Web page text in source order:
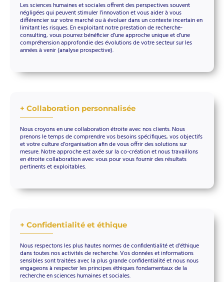
Les sciences humaines et sociales offrent des perspectives souvent
négligées qui peuvent stimuler l’innovation et vous aider à vous
différencier sur votre marché ou à évoluer dans un contexte incertain en
limitant les risques. En exploitant notre prestation de recherche-
consulting, vous pourrez bénéficier d’une approche unique et d’une
compréhension approfondie des évolutions de votre secteur sur les
années à venir (analyse prospective).
+ Collaboration personnalisée
Nous croyons en une collaboration étroite avec nos clients. Nous
prenons le temps de comprendre vos besoins spécifiques, vos objectifs
et votre culture d’organisation afin de vous offrir des solutions sur
mesure. Notre approche est axée sur la co-création et nous travaillons
en étroite collaboration avec vous pour vous fournir des résultats
pertinents et exploitables.
+ Confidentialité et éthique
Nous respectons les plus hautes normes de confidentialité et d’éthique
dans toutes nos activités de recherche. Vos données et informations
sensibles sont traitées avec la plus grande confidentialité et nous nous
engageons à respecter les principes éthiques fondamentaux de la
recherche en sciences humaines et sociales.